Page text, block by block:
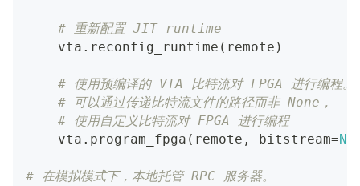
# 重新配置 JIT runtime
    vta
. reconfig_runtime ( remote )
# 使用预编译的 VTA 比特流对 FPGA 进行编程。
# 可以通过传递比特流文件的路径而非 None，
# 使用自定义比特流对 FPGA 进行编程
    vta
. program_fpga ( remote , bitstream=
# 在模拟模式下，本地托管 RPC 服务器。